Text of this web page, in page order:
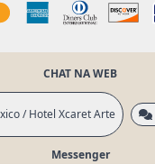
CHAT NA WEB
/ Hotel Xcaret Arte
Messenger